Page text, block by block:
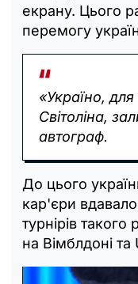
екрану. Цього
перемогу
«Україно,
Світоліна,
автограф.
До цього
кар'єри
турнірів такого
на Вімблдоні та